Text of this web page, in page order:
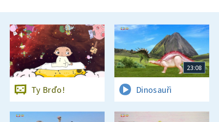
Ty Brďo!
23:08
Dinosauři